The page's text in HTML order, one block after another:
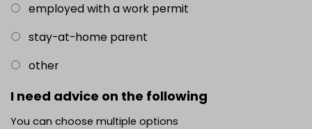
employed with a work permit
stay-at-home parent
other
I need advice on the following
You can choose multiple options